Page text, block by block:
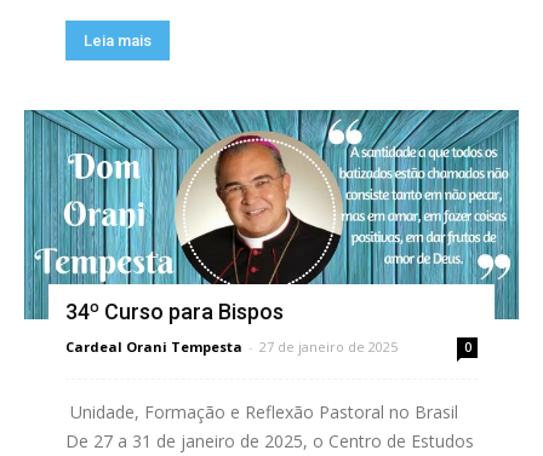
Leia mais
34º Curso para Bispos
Cardeal Orani Tempesta - 27 de janeiro de 2025 0
Unidade, Formação e Reflexão Pastoral no Brasil
De 27 a 31 de janeiro de 2025, o Centro de Estudos